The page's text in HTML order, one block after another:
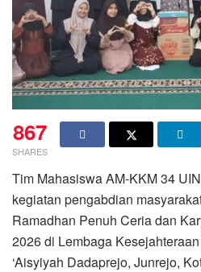
867
SHARES
Tim Mahasiswa AM-KKM 34
kegiatan pengabdian
Ramadhan Penuh Ceria dan
2026 di Lembaga
‘Aisyiyah Dadaprejo, Junrejo,